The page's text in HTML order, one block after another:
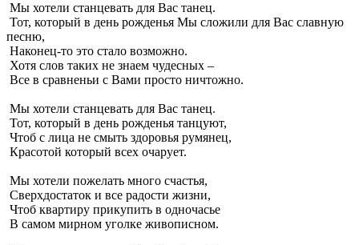
Мы хотели станцевать для Вас танец.
Тот, который в день рожденья Мы сложили для Вас славную
песню,
Наконец-то это стало возможно.
Хотя слов таких не знаем чудесных –
Все в сравненьи с Вами просто ничтожно.
Мы хотели станцевать для Вас танец.
Тот, который в день рожденья танцуют,
Чтоб с лица не смыть здоровья румянец,
Красотой который всех очарует.
Мы хотели пожелать много счастья,
Сверхдостаток и все радости жизни,
Чтоб квартиру прикупить в одночасье
В самом мирном уголке живописном.